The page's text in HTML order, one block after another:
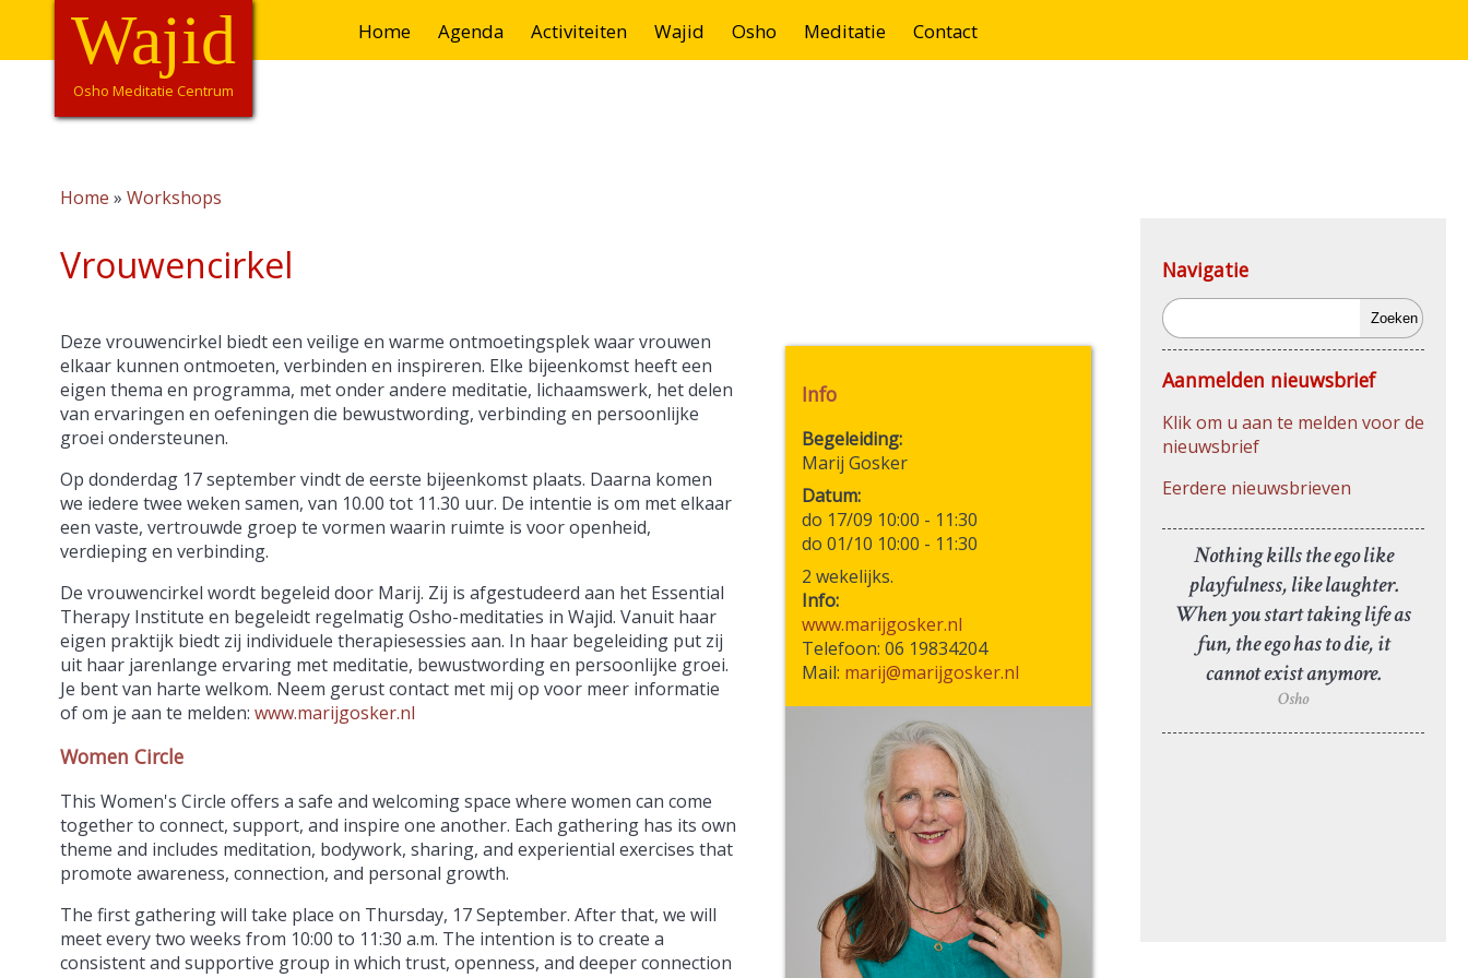
Overslaan
naar
Hoofdnavigatie
Home Agenda Activiteiten Wajid Osho Meditatie Contact
Wajid
Osho Meditatie Centrum
Home Workshops
Vrouwencirkel
Info
Begeleiding
Marij Gosker
Datum
do 17/09 10:00 - 11:30
do 01/10 10:00 - 11:30
2 wekelijks.
Info:
www.marijgosker.nl
Telefoon: 06 19834204
Mail: marij@marijgosker.nl
Deze vrouwencirkel biedt een veilige en warme ontmoetingsplek waar vrouwen
elkaar kunnen ontmoeten, verbinden en inspireren. Elke bijeenkomst heeft een
eigen thema en programma, met onder andere meditatie, lichaamswerk, het delen
van ervaringen en oefeningen die bewustwording, verbinding en persoonlijke
groei ondersteunen.
Op donderdag 17 september vindt de eerste bijeenkomst plaats. Daarna komen
we iedere twee weken samen, van 10.00 tot 11.30 uur. De intentie is om met elkaar
een vaste, vertrouwde groep te vormen waarin ruimte is voor openheid,
verdieping en verbinding.
De vrouwencirkel wordt begeleid door Marij. Zij is afgestudeerd aan het Essential
Therapy Institute en begeleidt regelmatig Osho-meditaties in Wajid. Vanuit haar
eigen praktijk biedt zij individuele therapiesessies aan. In haar begeleiding put zij
uit haar jarenlange ervaring met meditatie, bewustwording en persoonlijke groei.
Je bent van harte welkom. Neem gerust contact met mij op voor meer informatie
of om je aan te melden: www.marijgosker.nl
Women Circle
This Women's Circle offers a safe and welcoming space where women can come
together to connect, support, and inspire one another. Each gathering has its own
theme and includes meditation, bodywork, sharing, and experiential exercises that
promote awareness, connection, and personal growth.
The first gathering will take place on Thursday, 17 September. After that, we will
meet every two weeks from 10:00 to 11:30 a.m. The intention is to create a
consistent and supportive group in which trust, openness, and deeper connection
Navigatie
Zoeken
Aanmelden nieuwsbrief
Klik om u aan te melden voor de
nieuwsbrief
Eerdere nieuwsbrieven
Nothing kills the ego like
playfulness, like laughter.
When you start taking life as
fun, the ego has to die, it
cannot exist anymore.
Osho